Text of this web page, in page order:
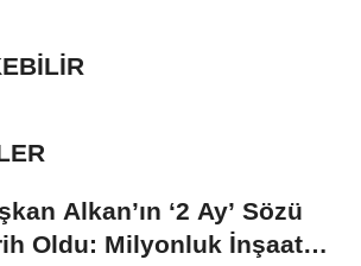
Alkan’ın ‘2 Ay’ Sözü
Oldu: Milyonluk İnşaat